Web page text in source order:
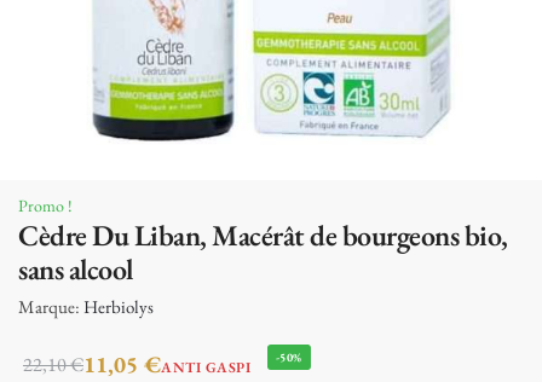
Promo !
Cèdre Du Liban, Macérât de bourgeons bio,
sans alcool
Marque: Herbiolys
22,10€11,05 €ANTI GASPI
-50%